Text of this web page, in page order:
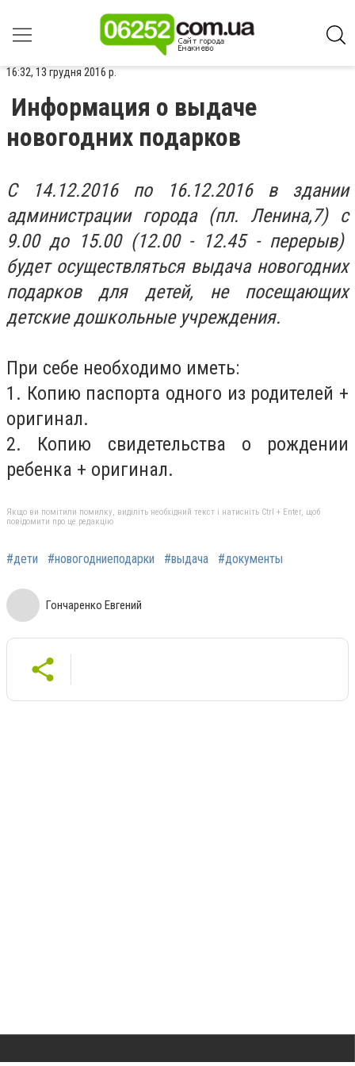
16:32, 13 грудня 2016 р.
Информация о выдаче
новогодних подарков
С 14.12.2016 по 16.12.2016 в здании
администрации города (пл. Ленина,7) с
9.00 до 15.00 (12.00 - 12.45 - перерыв)
будет осуществляться выдача новогодних
подарков для детей, не посещающих
детские дошкольные учреждения.
При себе необходимо иметь:
1. Копию паспорта одного из родителей +
оригинал.
2. Копию свидетельства о рождении
ребенка + оригинал.
Якщо ви помітили помилку, виділіть необхідний текст і натисніть Ctrl + Enter, щоб
повідомити про це редакцію
#дети #новогодниеподарки #выдача #документы
Гончаренко Евгений